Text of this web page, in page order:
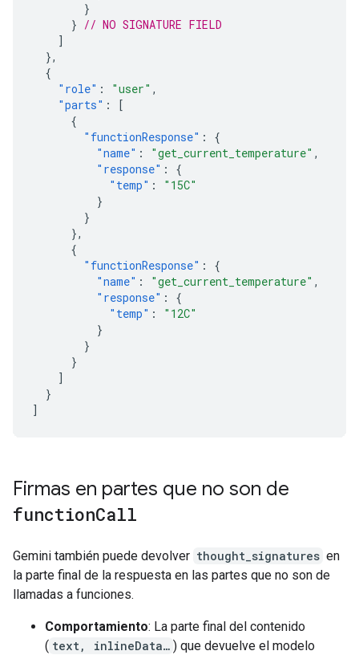
}
} // NO SIGNATURE FIELD
]
},
{
"role" : "user" ,
"parts" :
[
{
"functionResponse" :
{
"name" : "get_current_temperature" ,
"response" :
{
"temp" :
"15C"
}
}
},
{
"functionResponse" :
{
"name" : "get_current_temperature" ,
"response" :
{
"temp" :
"12C"
}
}
}
]
}
]
Firmas en partes que no son de
functionCall
Gemini también puede devolver thought_signatures en
la parte final de la respuesta en las partes que no son de
llamadas a funciones.
Comportamiento: La parte final del contenido
( text, inlineData… ) que devuelve el modelo